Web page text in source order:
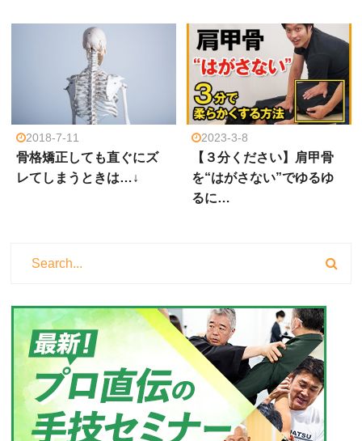
2018-7-11
骨格矯正しても直ぐにズ
レてしまうときは…↓
2023-3-8
【３分ください】肩甲骨
を“はがさない”でゆるゆ
るに…